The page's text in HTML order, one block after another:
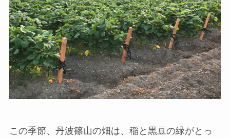
この季節、丹波篠山の畑は、稲と黒豆の緑がとっ